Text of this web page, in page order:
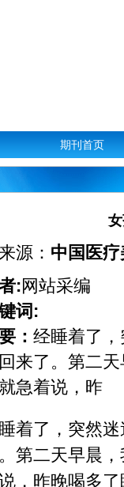
期刊首页
来源： 中国医
:网站采编
词:
： 经睡着了
来了。第二
急着说，昨
着了，突然
第二天早晨
，昨晚喝多